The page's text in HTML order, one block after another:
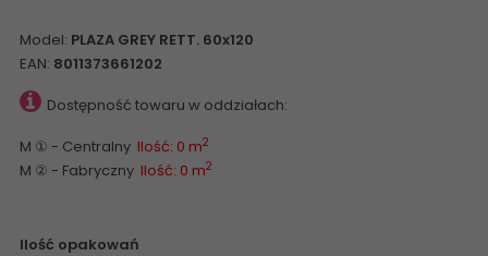
Model: PLAZA GREY RETT. 60x120
EAN: 8011373661202
Dostępność towaru w oddziałach:
M ① - Centralny Ilość: 0 m2
M ② - Fabryczny Ilość: 0 m2
Ilość opakowań